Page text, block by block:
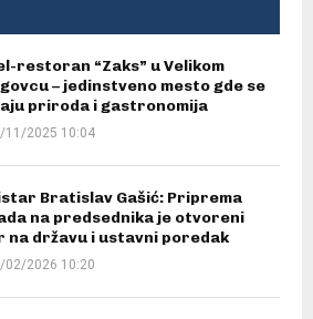
restoran “Zaks” u Velikom
– jedinstveno mesto gde se
priroda i gastronomija
11/2025 10:04
Bratislav Gašić: Priprema
na predsednika je otvoreni
na državu i ustavni poredak
02/2026 10:20